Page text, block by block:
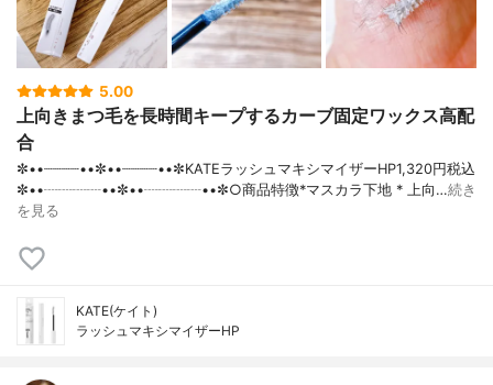
5.00
上向きまつ毛を長時間キープするカーブ固定ワックス高配
合
✼••┈┈┈┈••✼••┈┈┈┈••✼KATEラッシュマキシマイザーHP1,320円税込
✼••┈┈┈┈••✼••┈┈┈┈••✼○商品特徴*マスカラ下地 * 上向…続き
を見る
KATE(ケイト)
ラッシュマキシマイザーHP